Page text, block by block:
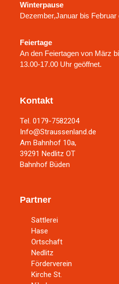
Kontakt
Tel. 0179-7582204
Info@Straussenland.de
Am Bahnhof 10a,
39291 Nedlitz OT
Bahnhof Büden
Partner
Sattlerei
Hase
Ortschaft
Nedlitz
Förderverein
Kirche St.
Winterpause
Dezember,Januar bis
Feiertage
An den Feiertagen von März
13.00-17.00 Uhr geöffnet.